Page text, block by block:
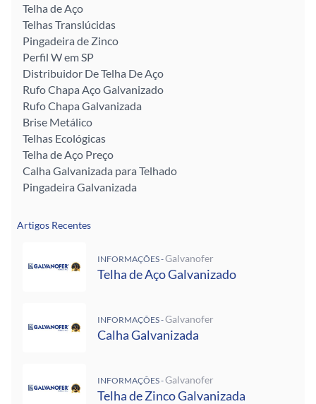
Telha de Aço
Telhas Translúcidas
Pingadeira de Zinco
Perfil W em SP
Distribuidor De Telha De Aço
Rufo Chapa Aço Galvanizado
Rufo Chapa Galvanizada
Brise Metálico
Telhas Ecológicas
Telha de Aço Preço
Calha Galvanizada para Telhado
Pingadeira Galvanizada
Artigos Recentes
INFORMAÇÕES -Galvanofer
Telha de Aço Galvanizado
INFORMAÇÕES -Galvanofer
Calha Galvanizada
INFORMAÇÕES -Galvanofer
Telha de Zinco Galvanizada